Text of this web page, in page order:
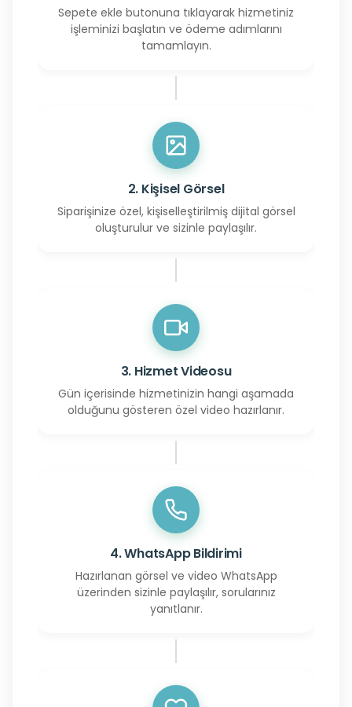
Sepete ekle butonuna tıklayarak hizmetiniz
işleminizi başlatın ve ödeme adımlarını
tamamlayın.
2. Kişisel Görsel
Siparişinize özel, kişiselleştirilmiş dijital görsel
oluşturulur ve sizinle paylaşılır.
3. Hizmet Videosu
Gün içerisinde hizmetinizin hangi aşamada
olduğunu gösteren özel video hazırlanır.
4. WhatsApp Bildirimi
Hazırlanan görsel ve video WhatsApp
üzerinden sizinle paylaşılır, sorularınız
yanıtlanır.